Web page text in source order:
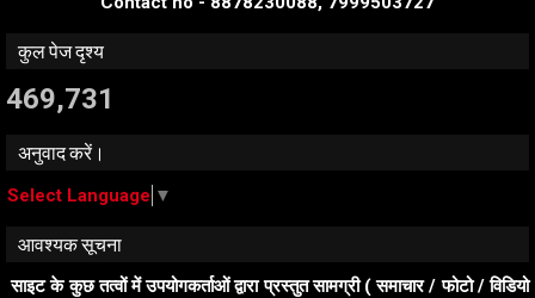
कुल पेज दृश्य
469,731
अनुवाद करें।
Select Language ▼
आवश्यक सूचना
साइट के कुछ तत्वों में उपयोगकर्ताओं द्वारा प्रस्तुत सामग्री ( समाचार / फोटो / विडियो